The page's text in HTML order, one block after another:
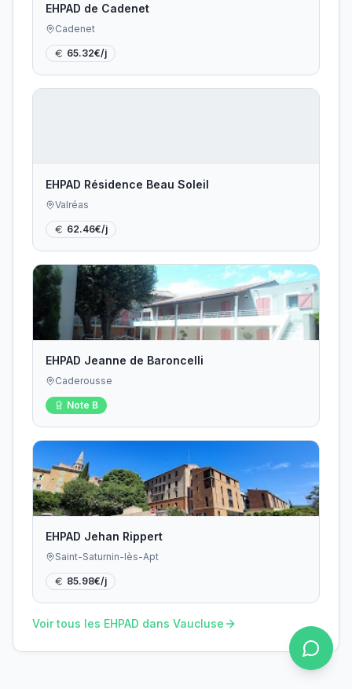
EHPAD de Cadenet
Cadenet
65.32€/j
EHPAD Résidence Beau Soleil
Valréas
62.46€/j
EHPAD Jeanne de Baroncelli
Caderousse
Note B
EHPAD Jehan Rippert
Saint-Saturnin-lès-Apt
85.98€/j
Voir tous les EHPAD dans Vaucluse